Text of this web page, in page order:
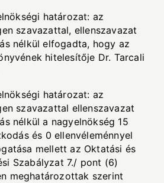
határozat: az
szavazattal, ellenszavazat
nélkül elfogadta, hogy az
hitelesítője Dr. Tarcali
határozat: az
szavazattal ellenszavazat
nélkül a nagyelnökség 15
és 0 ellenvéleménnyel
mellett az Oktatási és
Szabályzat 7./ pont (6)
meghatározottak szerint